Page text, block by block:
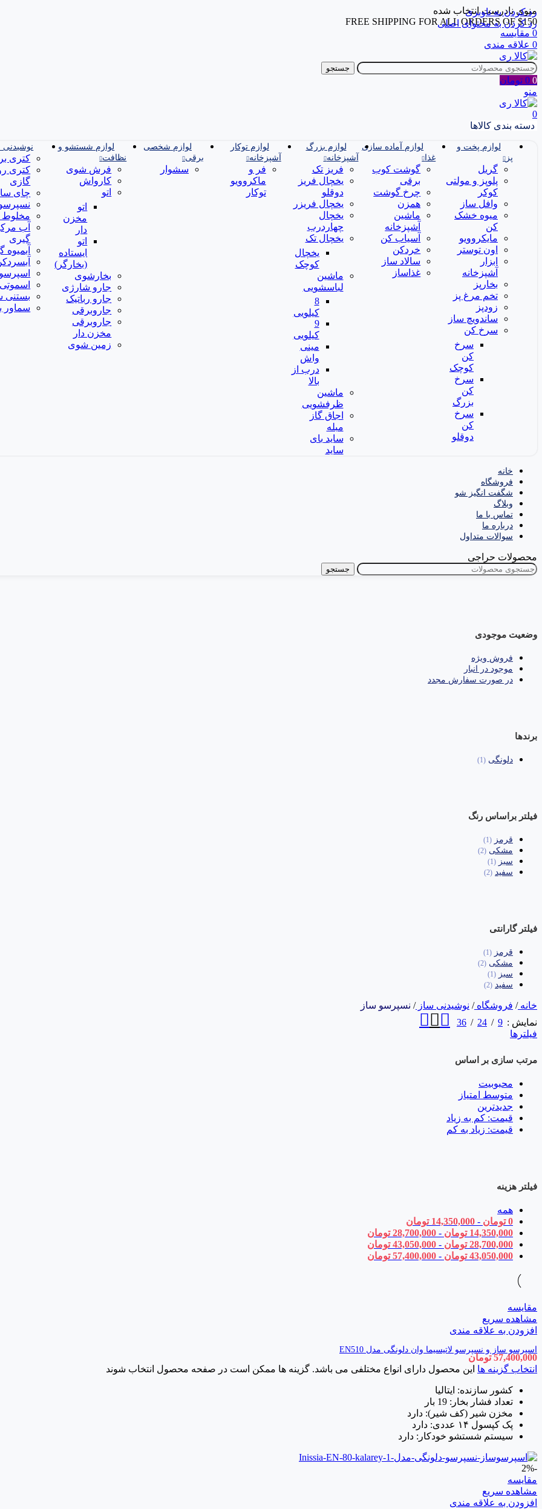
رد کردن به ناوبری
رد کردن به محتوای اصلی
منوی نادرست انتخاب شده
FREE SHIPPING FOR ALL ORDERS OF $150
0 مقایسه
0 علاقه مندی
جستجو
0
0 تومان
منو
0
دسته بندی کالاها
لوازم پخت و
پز
گریل
پلوپز و مولتی
کوکر
وافل ساز
میوه خشک
کن
مایکروویو
اون توستر
ابزار
آشپزخانه
بخارپز
تخم مرغ پز
زودپز
ساندویچ ساز
سرخ کن
سرخ
کن
کوچک
سرخ
کن
بزرگ
سرخ
کن
دوقلو
لوازم آماده سازی
غذا
گوشت کوب
برقی
چرخ گوشت
همزن
ماشین
آشپزخانه
آسیاب کن
خردکن
سالاد ساز
غذاساز
لوازم بزرگ
آشپزخانه
فریز تک
یخچال فریز
دوقلو
یخچال فریزر
یخچال
چهاردرب
یخچال تک
یخچال
کوچک
ماشین
لباسشویی
8
کیلویی
9
کیلویی
مینی
واش
درب از
بالا
ماشین
ظرفشویی
اجاق گاز
مبله
ساید بای
ساید
لوازم توکار
آشپزخانه
فر و
ماکروویو
توکار
لوازم شخصی
برقی
سشوار
لوازم شستشو و
نظافت
فرش شوی
کارواش
اتو
اتو
مخزن
دار
اتو
ایستاده
(بخارگر)
بخارشوی
جارو شارژی
جارو رباتیک
جاروبرقی
جاروبرقی
مخزن دار
زمین شوی
نوشیدنی
کتری
کتری
گازی
چای
آب
گیری
آبمیوه
بستنی
سماور
خانه
فروشگاه
شگفت انگیز شو
وبلاگ
تماس با ما
درباره ما
سوالات متداول
محصولات حراجی
جستجو
وضعیت موجودی
فروش ویژه
موجود در انبار
در صورت سفارش مجدد
برندها
دلونگی (1)
فیلتر براساس رنگ
قرمز (1)
مشکی (2)
سبز (1)
سفید (2)
فیلتر گارانتی
قرمز (1)
مشکی (2)
سبز (1)
سفید (2)
خانه/ فروشگاه/ نوشیدنی ساز/ نسپرسو ساز
نمایش
9
24
36
فیلترها
مرتب سازی بر اساس
محبوبیت
متوسط امتیاز
جدیدترین
قیمت: کم به زیاد
قیمت: زیاد به کم
فیلتر هزینه
همه
0 تومان -
14,350,000 تومان
14,350,000 تومان -
28,700,000 تومان
28,700,000 تومان -
43,050,000 تومان
43,050,000 تومان -
57,400,000 تومان
مقایسه
مشاهده سریع
افزودن به علاقه مندی
اسپرسو ساز و نسپرسو لاتیسیما وان دلونگی مدل EN510
57,400,000 تومان
انتخاب گزینه ها این محصول دارای انواع مختلفی می باشد. گزینه ها ممکن است در صفحه محصول انتخاب شوند
کشور سازنده: ایتالیا
تعداد فشار بخار: 19 بار
مخزن شیر (کف شیر): دارد
پک کپسول ۱۴ عددی: دارد
سیستم شستشو خودکار: دارد
-2%
مقایسه
مشاهده سریع
افزودن به علاقه مندی